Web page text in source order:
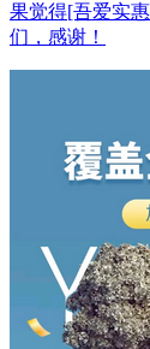
果觉得[吾爱实
们，感谢！